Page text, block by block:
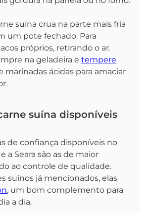
suína crua na parte mais fria
um pote fechado. Para
próprios, retirando o ar.
na geladeira e tempere
marinadas ácidas para amaciar
suína disponíveis
de confiança disponíveis no
a Seara são as de maior
ao controle de qualidade.
suínos já mencionados, elas
, um bom complemento para
a dia.